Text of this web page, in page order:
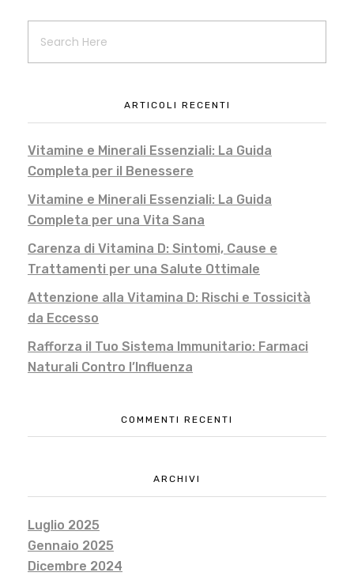
ARTICOLI RECENTI
Vitamine e Minerali Essenziali: La Guida
Completa per il Benessere
Vitamine e Minerali Essenziali: La Guida
Completa per una Vita Sana
Carenza di Vitamina D: Sintomi, Cause e
Trattamenti per una Salute Ottimale
Attenzione alla Vitamina D: Rischi e Tossicità
da Eccesso
Rafforza il Tuo Sistema Immunitario: Farmaci
Naturali Contro l’Influenza
COMMENTI RECENTI
ARCHIVI
Luglio 2025
Gennaio 2025
Dicembre 2024